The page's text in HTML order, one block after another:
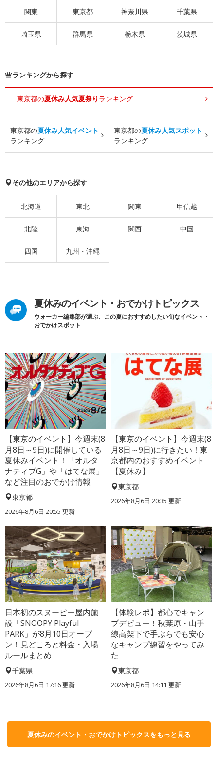
関東 東京都 神奈川県 千葉県
埼玉県 群馬県 栃木県 茨城県
ランキングから探す
東京都の夏休み人気夏祭り ランキング
東京都の夏休み人気イベント
ランキング
東京都の夏休み人気スポット
ランキング
その他のエリアから探す
北海道 東北 関東 甲信越
北陸 東海 関西 中国
四国 九州・沖縄
夏休みのイベント・おでかけトピックス
ウォーカー編集部が選ぶ、この夏におすすめしたい旬なイベント・
おでかけスポット
【東京のイベント】今週末(8
月8日～9日)に開催している
夏休みイベント！「オルタ
ナティブG」や「はてな展」
など注目のおでかけ情報
東京都
2026年8月6日 20:55 更新
【東京のイベント】今週末(8
月8日～9日)に行きたい！東
京都内のおすすめイベント
【夏休み】
東京都
2026年8月6日 20:35 更新
日本初のスヌーピー屋内施
設「SNOOPY Playful
PARK」が8月10日オープ
ン！見どころと料金・入場
ルールまとめ
千葉県
2026年8月6日 17:16更新
【体験レポ】都心でキャン
プデビュー！秋葉原・山手
線高架下で手ぶらでも安心
なキャンプ練習をやってみ
た
東京都
2026年8月6日 14:11 更新
夏休みのイベント・おでかけトピックスをもっと見る